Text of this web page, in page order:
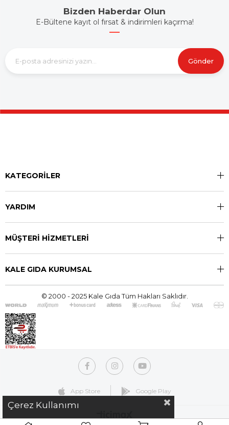
Bizden Haberdar Olun
E-Bültene kayıt ol fırsat & indirimleri kaçırma!
Gönder
KATEGORİLER
YARDIM
MÜŞTERİ HİZMETLERİ
KALE GIDA KURUMSAL
© 2000 - 2025 Kale Gıda Tüm Hakları Saklıdır.
App Store Google Play
Çerez Kullanımı